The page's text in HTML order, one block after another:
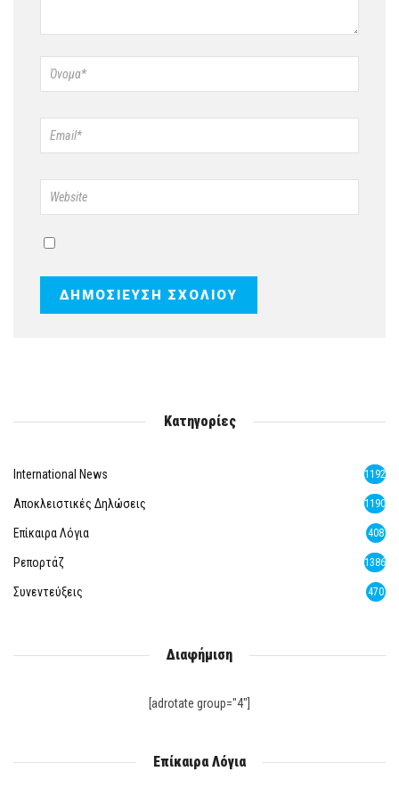
Κατηγορίες
International News 1192
Αποκλειστικές Δηλώσεις 1190
Επίκαιρα Λόγια 408
Ρεπορτάζ 1386
Συνεντεύξεις 470
Διαφήμιση
[adrotate group="4"]
Επίκαιρα Λόγια